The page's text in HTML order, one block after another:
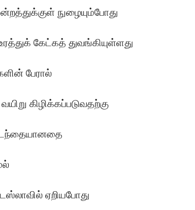
நுழையும்போது
கேட்கத் துவங்கியுள்ளது
பேரால்
கிழிக்கப்படுவதற்கு
ஏறியபோது